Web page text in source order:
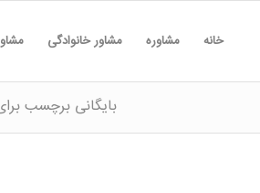
خانه مشاوره مشاور خانوادگی
بایگانی برچسب